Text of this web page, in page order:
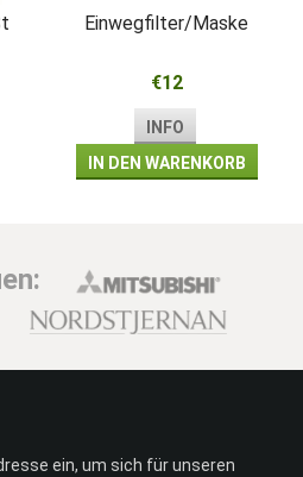
Einwegfilter/Maske
€12
INFO
IN DEN WARENKORB
ein, um sich für unseren